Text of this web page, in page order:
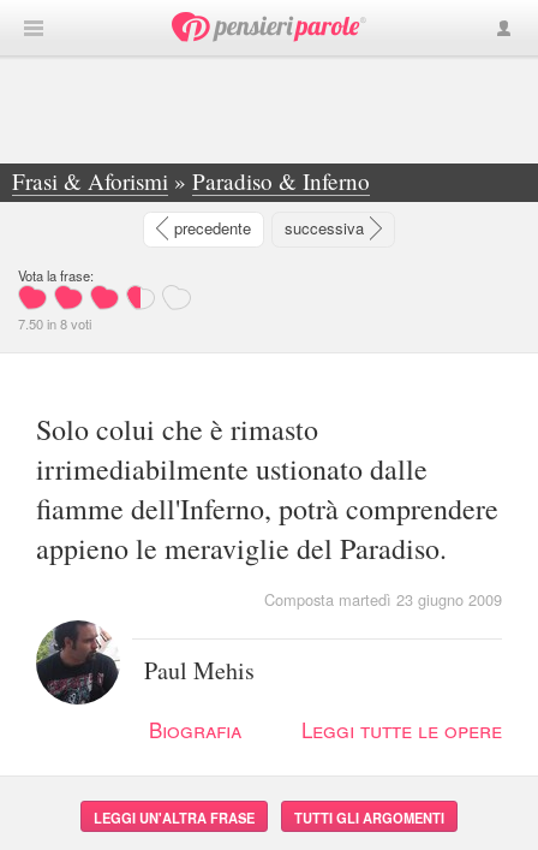
Frasi & Aforismi » Paradiso & Inferno
»Solo colui che è rimasto irrimediabilmente... - Paul Mehis
precedente successiva
Vota la frase:
7.50in8voti
Solo colui che è rimasto
irrimediabilmente ustionato dalle
fiamme dell'Inferno, potrà comprendere
appieno le meraviglie del Paradiso.
Composta martedì 23 giugno 2009
Paul Mehis
Biografia Leggi tutte le opere
LEGGI UN'ALTRA FRASE TUTTI GLI ARGOMENTI